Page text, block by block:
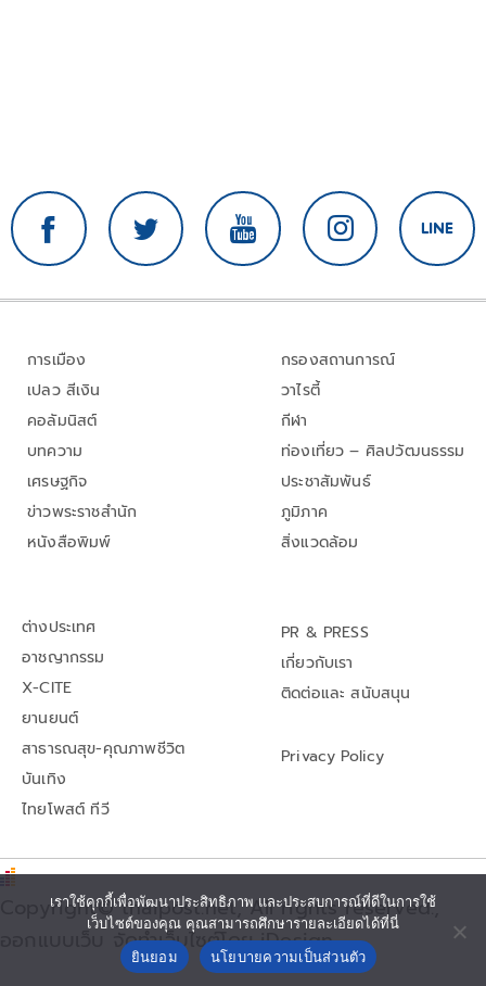
การเมือง
เปลว สีเงิน
คอลัมนิสต์
บทความ
เศรษฐกิจ
ข่าวพระราชสำนัก
หนังสือพิมพ์
กรองสถานการณ์
วาไรตี้
กีฬา
ท่องเที่ยว – ศิลปวัฒนธรรม
ประชาสัมพันธ์
ภูมิภาค
สิ่งแวดล้อม
ต่างประเทศ
อาชญากรรม
X-CITE
ยานยนต์
สาธารณสุข-คุณภาพชีวิต
บันเทิง
ไทยโพสต์ ทีวี
PR & PRESS
เกี่ยวกับเรา
ติดต่อและ สนับสนุน
Privacy Policy
Copyright© thaipost.net, All rights reserved.,
ออกแบบเว็บ จัดทำเว็บไซต์โดย iDesign
เราใช้คุกกี้เพื่อพัฒนาประสิทธิภาพ และประสบการณ์ที่ดีในการใช้
เว็บไซต์ของคุณ คุณสามารถศึกษารายละเอียดได้ที่นี่
ยินยอม
นโยบายความเป็นส่วนตัว